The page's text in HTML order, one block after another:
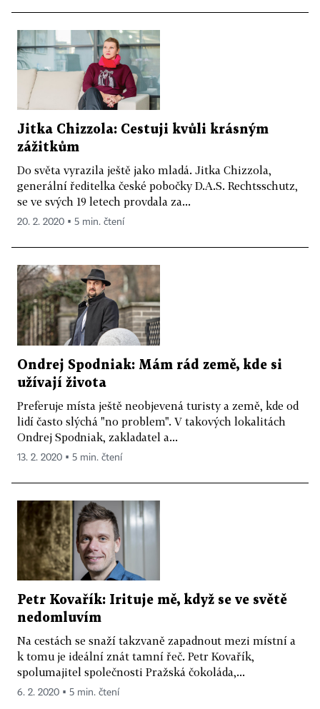
Jitka Chizzola: Cestuji kvůli krásným
zážitkům
Do světa vyrazila ještě jako mladá. Jitka Chizzola,
generální ředitelka české pobočky D.A.S. Rechtsschutz,
se ve svých 19 letech provdala za...
20. 2. 2020 ▪ 5 min. čtení
Ondrej Spodniak: Mám rád země, kde si
užívají života
Preferuje místa ještě neobjevená turisty a země, kde od
lidí často slýchá "no problem". V takových lokalitách
Ondrej Spodniak, zakladatel a...
13. 2. 2020 ▪ 5 min. čtení
Petr Kovařík: Irituje mě, když se ve světě
nedomluvím
Na cestách se snaží takzvaně zapadnout mezi místní a
k tomu je ideální znát tamní řeč. Petr Kovařík,
spolumajitel společnosti Pražská čokoláda,...
6. 2. 2020 ▪ 5 min. čtení